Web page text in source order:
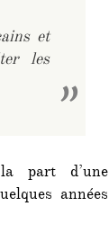
et
les
part d’une
années